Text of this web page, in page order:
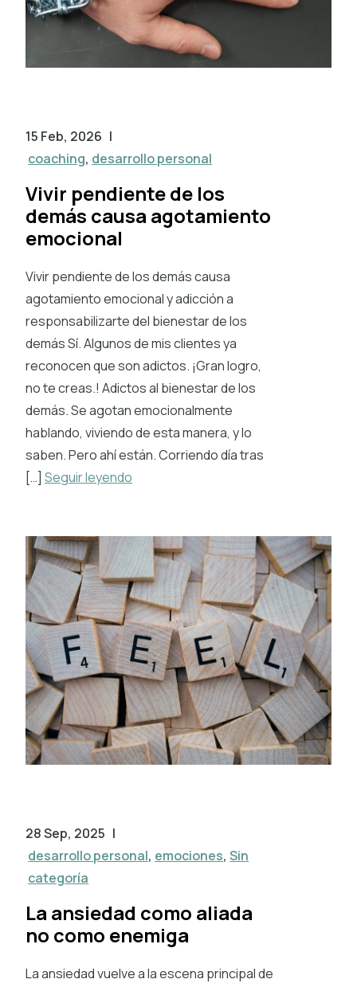
15 Feb, 2026 |
coaching, desarrollo personal
Vivir pendiente de los
demás causa agotamiento
emocional
Vivir pendiente de los demás causa
agotamiento emocional y adicción a
responsabilizarte del bienestar de los
demás Sí. Algunos de mis clientes ya
reconocen que son adictos. ¡Gran logro,
no te creas.! Adictos al bienestar de los
demás. Se agotan emocionalmente
hablando, viviendo de esta manera, y lo
saben. Pero ahí están. Corriendo día tras
[…] Seguir leyendo
28 Sep, 2025 |
desarrollo personal, emociones,Sin
categoría
La ansiedad como aliada
no como enemiga
La ansiedad vuelve a la escena principal de